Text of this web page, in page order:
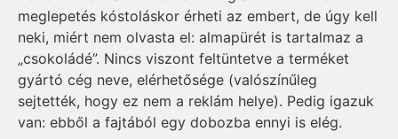
meglepetés kóstoláskor érheti az embert, de úgy kell
neki, miért nem olvasta el: almapürét is tartalmaz a
„csokoládé”. Nincs viszont feltüntetve a terméket
gyártó cég neve, elérhetősége (valószínűleg
sejtették, hogy ez nem a reklám helye). Pedig igazuk
van: ebből a fajtából egy dobozba ennyi is elég.